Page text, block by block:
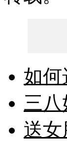
如
三
送